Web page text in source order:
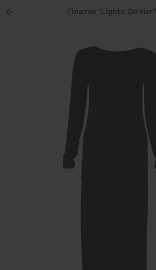
Платье "Lights On Her"